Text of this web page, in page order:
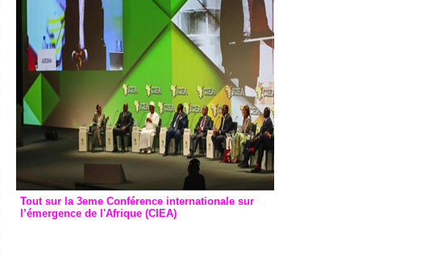
Tout sur la 3eme Conférence internationale sur
l’émergence de l'Afrique (CIEA)